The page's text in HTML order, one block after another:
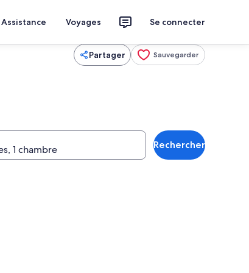
Assistance Voyages Se connecter
Partager Sauvegarder
Rechercher